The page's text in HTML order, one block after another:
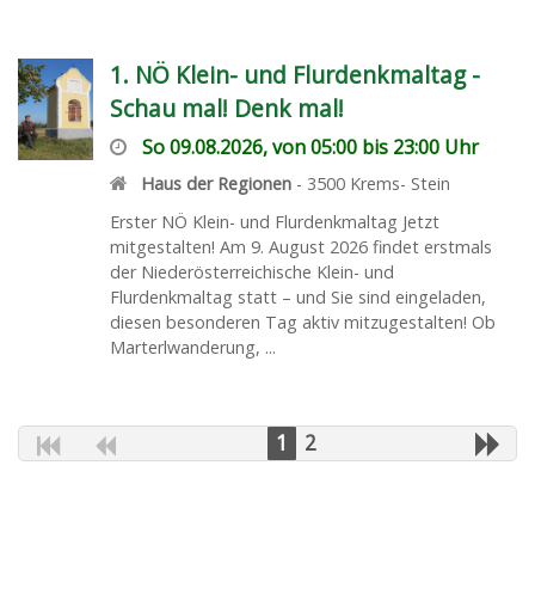
1. NÖ Klein- und Flurdenkmaltag -
Schau mal! Denk mal!
So 09.08.2026, von 05:00 bis 23:00 Uhr
Haus der Regionen - 3500 Krems- Stein
Erster NÖ Klein- und Flurdenkmaltag Jetzt
mitgestalten! Am 9. August 2026 findet erstmals
der Niederösterreichische Klein- und
Flurdenkmaltag statt – und Sie sind eingeladen,
diesen besonderen Tag aktiv mitzugestalten! Ob
Marterlwanderung, ...
1 2